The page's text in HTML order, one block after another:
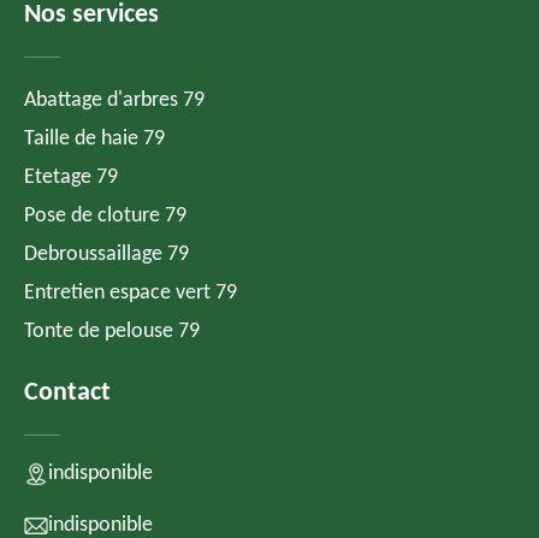
Nos services
Abattage d'arbres 79
Taille de haie 79
Etetage 79
Pose de cloture 79
Debroussaillage 79
Entretien espace vert 79
Tonte de pelouse 79
Contact
indisponible
indisponible